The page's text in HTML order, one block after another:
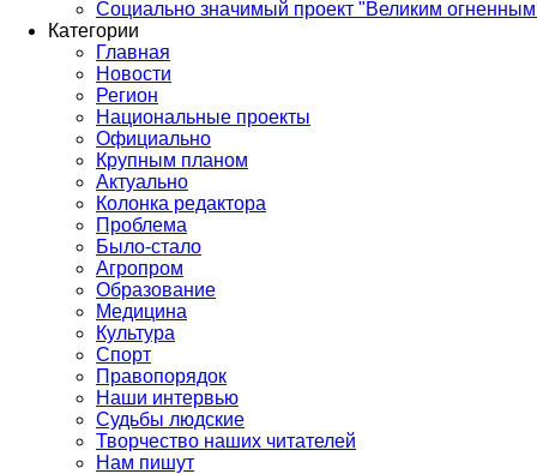
Социально значимый проект "Великим
Категории
Главная
Новости
Регион
Национальные проекты
Официально
Крупным планом
Актуально
Колонка редактора
Проблема
Было-стало
Агропром
Образование
Медицина
Культура
Спорт
Правопорядок
Наши интервью
Судьбы людские
Творчество наших читателей
Нам пишут